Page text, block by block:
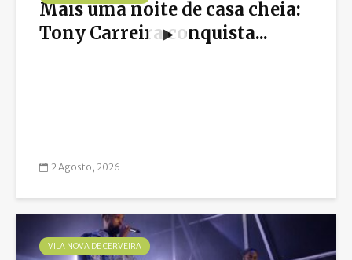
Mais uma noite de casa cheia:
Tony Carreira conquista...
2 Agosto, 2026
VILA NOVA DE CERVEIRA